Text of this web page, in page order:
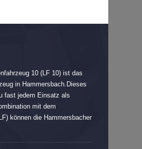
10 (LF 10) ist das
in Hammersbach.Dieses
fast jedem Einsatz als
mit dem
können die Hammersbacher